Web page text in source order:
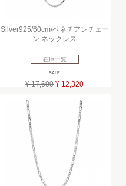
Silver925/60cm/ベネチアンチェー
ン ネックレス
在庫一覧
SALE
¥ 17,600 ¥ 12,320